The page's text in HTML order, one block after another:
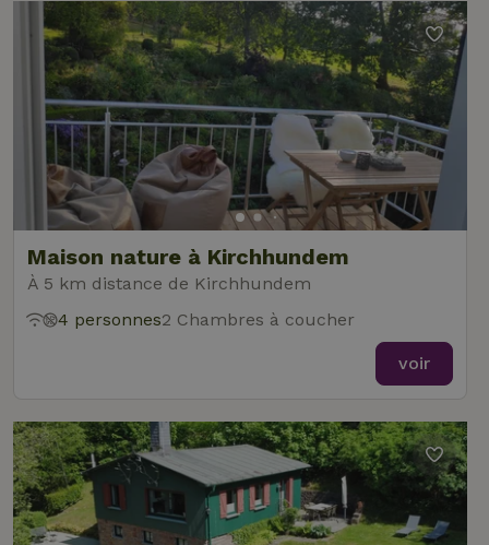
Maison nature à Kirchhundem
À 5 km distance de Kirchhundem
4 personnes2 Chambres à coucher
voir